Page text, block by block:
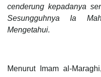
cenderung kepadanya
Sesungguhnya Ia
Mengetahui.
Menurut Imam al-